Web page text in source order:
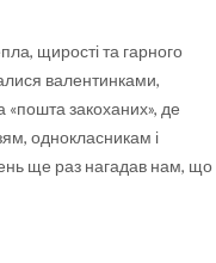
щирості та гарного
валентинками,
закоханих», де
однокласникам і
ще раз нагадав нам, що